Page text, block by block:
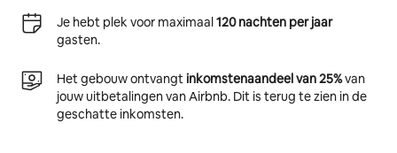
Je hebt plek voor maximaal120 nachten per jaar
gasten.
Het gebouw ontvangtinkomstenaandeel van 25%van
jouw uitbetalingen van Airbnb. Dit is terug te zien in de
geschatte inkomsten.